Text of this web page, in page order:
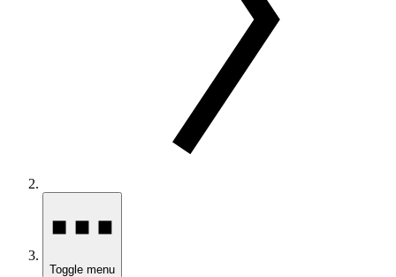
Toggle menu